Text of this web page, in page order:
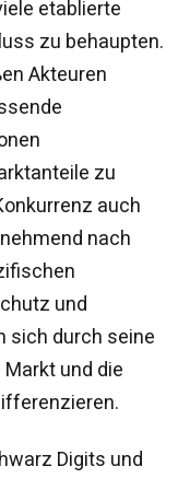
etablierte
zu behaupten.
Akteuren
zu
auch
nach
und
sich durch seine
und die
Digits und